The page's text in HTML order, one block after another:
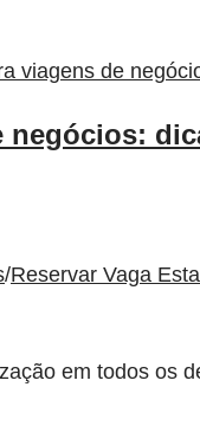
/Reservar Vaga
em todos os